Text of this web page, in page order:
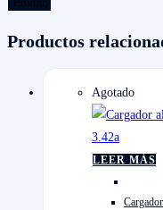
Productos
Agotado
LEER MÁS